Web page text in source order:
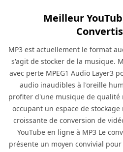
Meilleur
MP3 est actuellement le format
s'agit de stocker de la musique.
avec perte MPEG1 Audio Layer3
audio inaudibles à l'oreille
profiter d'une musique de qualité
occupant un espace de
croissante de conversion de
YouTube en ligne à MP3 Le
présente un moyen convivial